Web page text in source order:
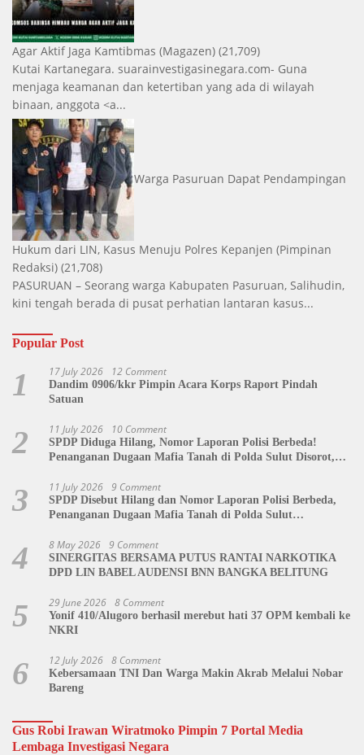
Agar Aktif Jaga Kamtibmas (Magazen) (21,709)
Kutai Kartanegara. suarainvestigasinegara.com- Guna
menjaga keamanan dan ketertiban yang ada di wilayah
binaan, anggota <a...
Warga Pasuruan Dapat Pendampingan
Hukum dari LIN, Kasus Menuju Polres Kepanjen (Pimpinan
Redaksi) (21,708)
PASURUAN – Seorang warga Kabupaten Pasuruan, Salihudin,
kini tengah berada di pusat perhatian lantaran kasus...
Popular Post
1 17 July 2026 12 Comment
Dandim 0906/kkr Pimpin Acara Korps Raport Pindah
Satuan
2 11 July 2026 10 Comment
SPDP Diduga Hilang, Nomor Laporan Polisi Berbeda!
Penanganan Dugaan Mafia Tanah di Polda Sulut Disorot,
3 11 July 2026 9 Comment
SPDP Disebut Hilang dan Nomor Laporan Polisi Berbeda,
Penanganan Dugaan Mafia Tanah di Polda Sulut
4 8 May 2026 9 Comment
SINERGITAS BERSAMA PUTUS RANTAI NARKOTIKA
DPD LIN BABEL AUDENSI BNN BANGKA BELITUNG
5 29 June 2026 8 Comment
Yonif 410/Alugoro berhasil merebut hati 37 OPM kembali ke
NKRI
6 12 July 2026 8 Comment
Kebersamaan TNI Dan Warga Makin Akrab Melalui Nobar
Bareng
Gus Robi Irawan Wiratmoko Pimpin 7 Portal Media
Lembaga Investigasi Negara